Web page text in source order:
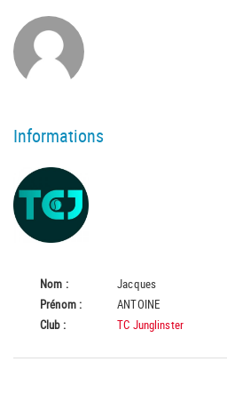
Informations
Nom :
Jacques
Prénom :
ANTOINE
Club :
TC Junglinster